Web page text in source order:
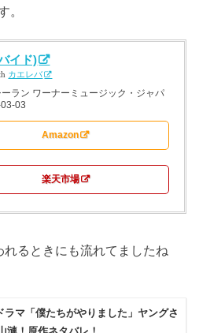
。
イド)
カエレバ
ラン ワーナーミュージック・ジャパ
03
Amazon
楽天市場
るときにも流れてましたね
ラマ「僕たちがやりました」ヤングさ